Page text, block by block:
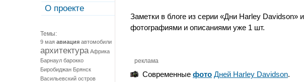
О проекте
Темы:
9 мая авиация автомобили
архитектура Африка
Барнаул барокко
Биробиджан Брянск
Васильевский остров
Заметки в блоге из серии «Дни Harley Davidson»
фотографиями и описаниями уже 1 шт.
реклама
Современные фото Дней Harley Davidson.